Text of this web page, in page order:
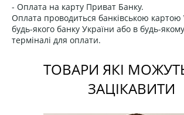
- Оплата на карту Приват Банку.
Оплата проводиться банківською картою
будь-якого банку України або в будь-
терміналі для оплати.
ТОВАРИ ЯКІ
ЗАЦІКАВИТИ